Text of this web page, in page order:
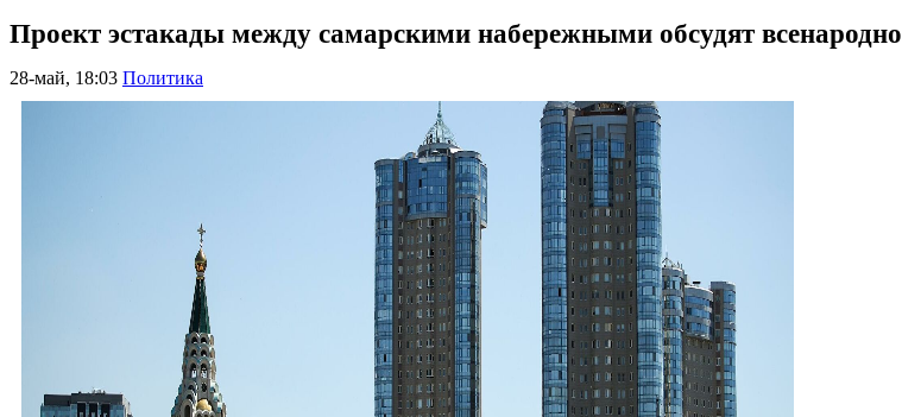
Проект эстакады между самарскими набережными обсудят всенародно
28-май, 18:03 Политика